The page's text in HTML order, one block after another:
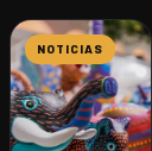
NOTICIAS